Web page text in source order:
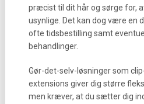
præcist til dit hår og sørge for,
usynlige. Det kan dog være en
ofte tidsbestilling samt
behandlinger.
Gør-det-selv-løsninger som
extensions giver dig større
men kræver, at du sætter dig